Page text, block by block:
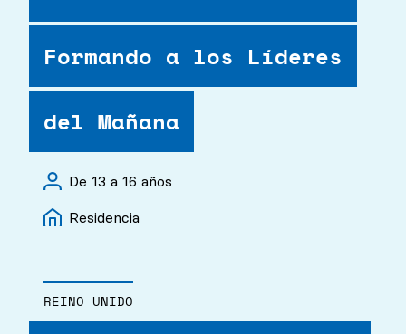
Formando a los Líderes
del Mañana
De 13 a 16 años
Residencia
REINO UNIDO